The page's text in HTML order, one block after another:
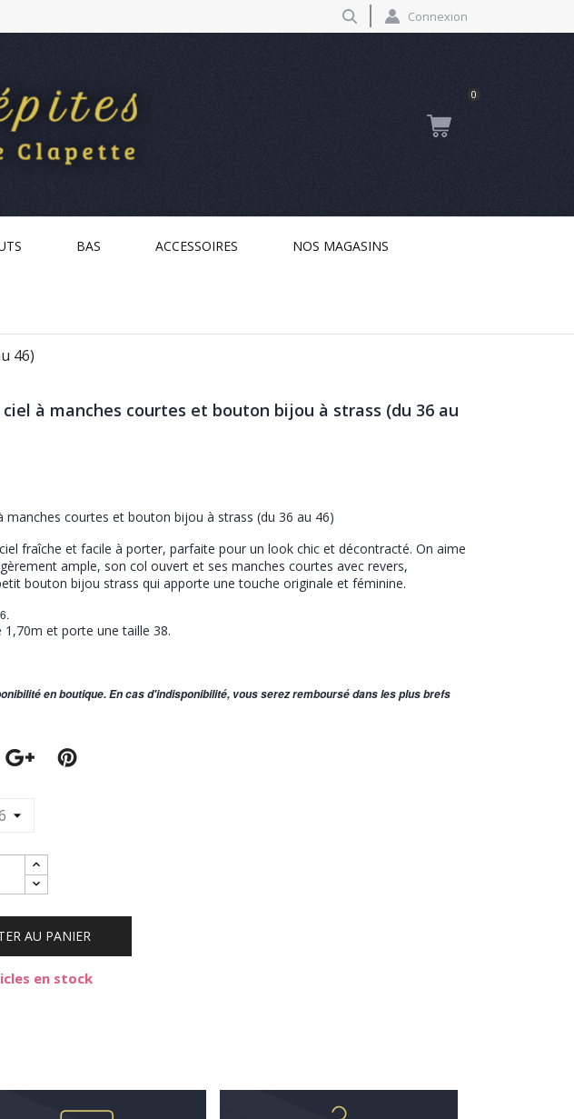
Connexion
0
BAS ACCESSOIRES NOS MAGASINS
46)
à manches courtes et bouton bijou à strass (du 36 au
manches courtes et bouton bijou à strass (du 36 au 46)
fraîche et facile à porter, parfaite pour un look chic et décontracté. On aime
ample, son col ouvert et ses manches courtes avec revers,
bouton bijou strass qui apporte une touche originale et féminine.
1,70m et porte une taille 38.
en boutique. En cas d'indisponibilité, vous serez remboursé dans les plus brefs
AU PANIER
en stock